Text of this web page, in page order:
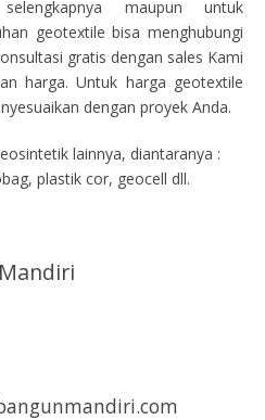
maupun untuk
geotextile bisa menghubungi
gratis dengan sales Kami
harga. Untuk harga geotextile
dengan proyek Anda.
lainnya, diantaranya :
plastik cor, geocell dll.